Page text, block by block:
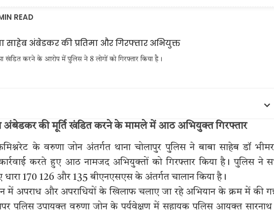
READ
खंडित करने के आरोप में पुलिस ने 8 लोगों को गिरफ्तार किया है।
अंबेडकर की मूर्ति खंडित करने के मामले में आठ अभियुक्त गिरफ्तार
के वरुणा जोन अंतर्गत थाना चोलापुर पुलिस ने बाबा साहेब डॉ
करते हुए आठ नामजद अभियुक्तों को गिरफ्तार किया है। पुलिस ने
धारा 170 126 और 135 बीएनएसएस के अंतर्गत चालान किया है।
में अपराध और अपराधियों के खिलाफ चलाए जा रहे अभियान के क्रम में की
पुलिस उपायुक्त वरुणा जोन के पर्यवेक्षण में सहायक पुलिस आयुक्त